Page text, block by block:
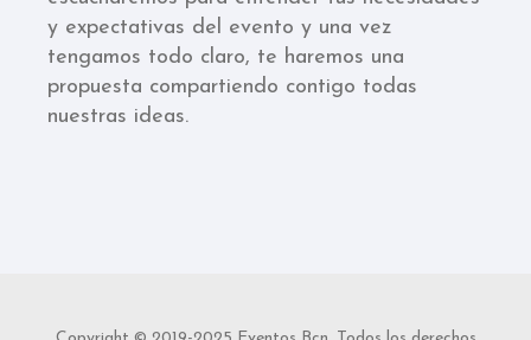
y expectativas del evento y una vez
tengamos todo claro, te haremos una
propuesta compartiendo contigo todas
nuestras ideas.